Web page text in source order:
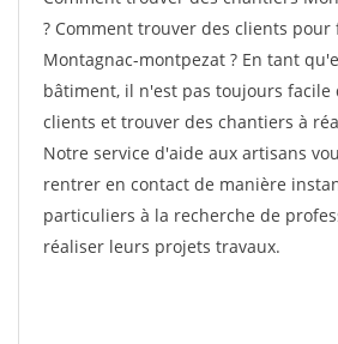
? Comment trouver des clients
Montagnac-montpezat ? En tant
bâtiment, il n'est pas toujours facile
clients et trouver des chantiers à
Notre service d'aide aux artisans
rentrer en contact de manière
particuliers à la recherche de
réaliser leurs projets travaux.